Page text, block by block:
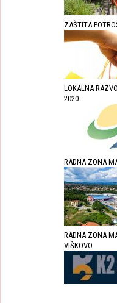
ZAŠTITA
LOKALNA
2020.
RADNA ZONA
RADNA ZONA
VIŠKOVO